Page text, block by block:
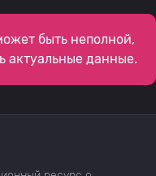
быть неполной,
актуальные данные.